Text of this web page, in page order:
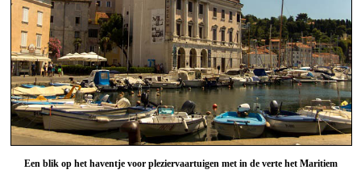
Een blik op het haventje voor pleziervaartuigen met in de verte het Maritiem